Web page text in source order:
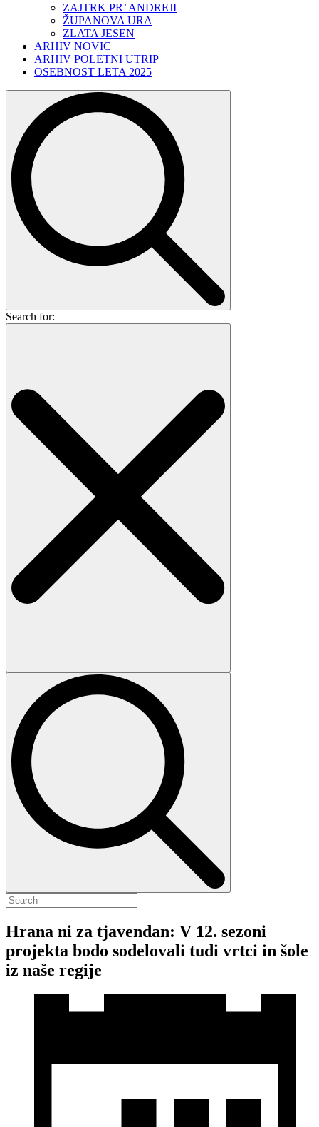
ZAJTRK PR’ ANDREJI
ŽUPANOVA URA
ZLATA JESEN
ARHIV NOVIC
ARHIV POLETNI UTRIP
OSEBNOST LETA 2025
Search for:
Hrana ni za tjavendan: V 12. sezoni
projekta bodo sodelovali tudi vrtci in šole
iz naše regije